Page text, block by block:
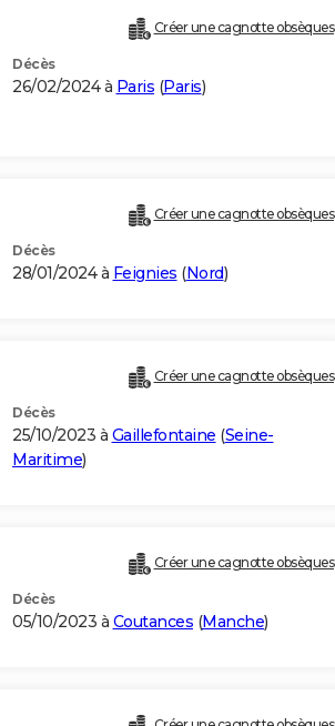
Créer une cagnotte obsèques
Décès
26/02/2024 à Paris (Paris)
Créer une cagnotte obsèques
Décès
28/01/2024 à Feignies (Nord)
Créer une cagnotte obsèques
Décès
25/10/2023 à Gaillefontaine (Seine-
Maritime)
Créer une cagnotte obsèques
Décès
05/10/2023 à Coutances (Manche)